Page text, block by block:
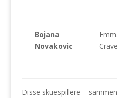
Bojana
Novakovic
Disse skuespillere –